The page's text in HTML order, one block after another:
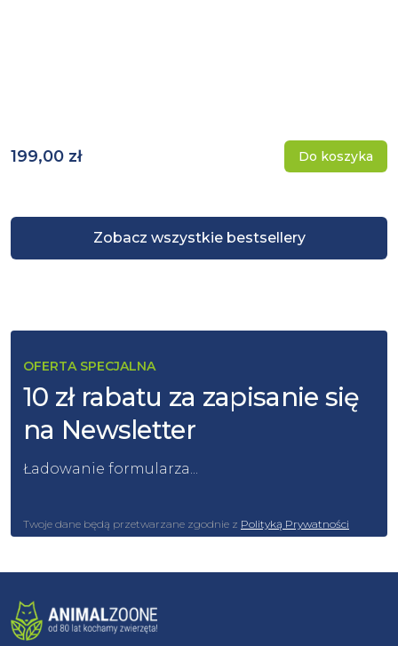
Zobacz wszystkie bestsellery
199,00 zł Do koszyka
OFERTA SPECJALNA
10 zł rabatu za zapisanie się
na Newsletter
Ładowanie formularza...
Twoje dane będą przetwarzane zgodnie z Polityką Prywatności